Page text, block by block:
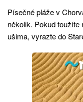
Písečné pláže v
několik. Pokud
ušima, vyrazte do